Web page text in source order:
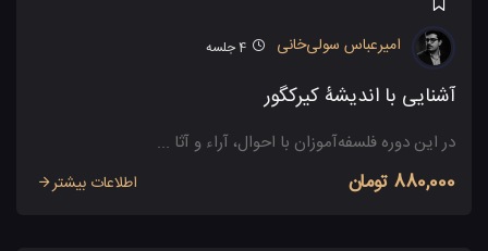
امیرعباس سولی‌خانی 4جلسه
آشنایی با اندیشۀ کیرکگور
در این دوره فلسفه‌آموزان با احوال، آراء و آثا ...
880,000 تومان اطلاعات بیشتر